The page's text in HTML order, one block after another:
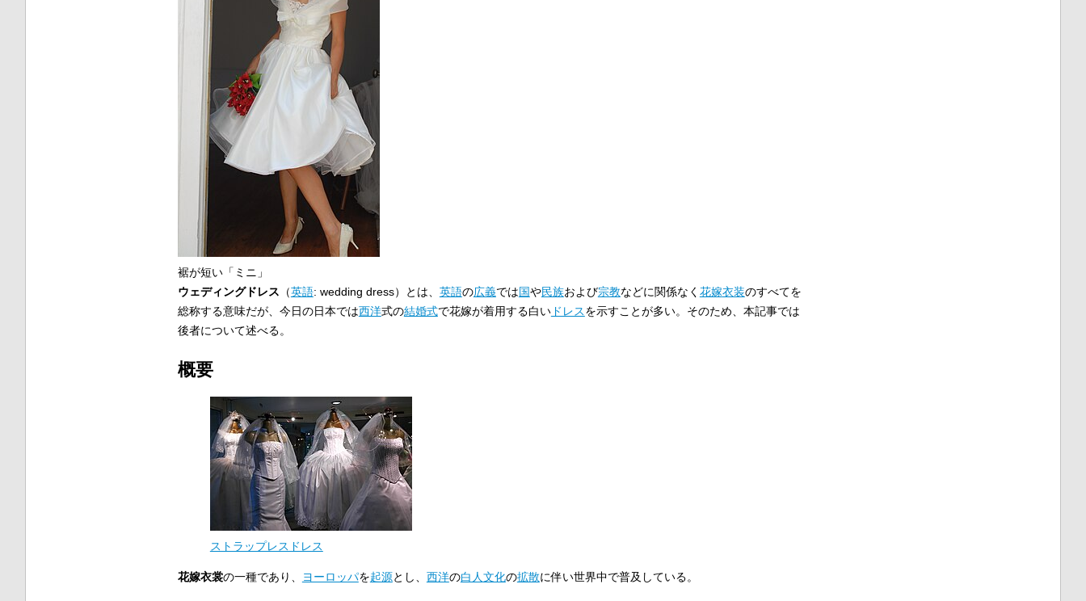
裾が短い「ミニ」
ウェディングドレス （英語: wedding dress）とは、 英語の広義では国や民族および宗教などに関係なく 花嫁衣装のすべてを
総称する意味だが、今日の日本では西洋式の結婚式で花嫁が着用する白いドレスを示すことが多い。そのため、本記事では
後者について述べる。
概要
ストラップレスドレス
花嫁衣裳の一種であり、 ヨーロッパを起源とし、 西洋の白人文化の拡散に伴い世界中で普及している。